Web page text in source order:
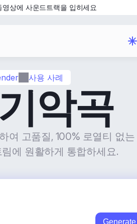
사용 사례
악곡
여 고품질, 100% 로열티 없
에 원활하게 통합하세요.
상에 사운드트랙을 입히세요